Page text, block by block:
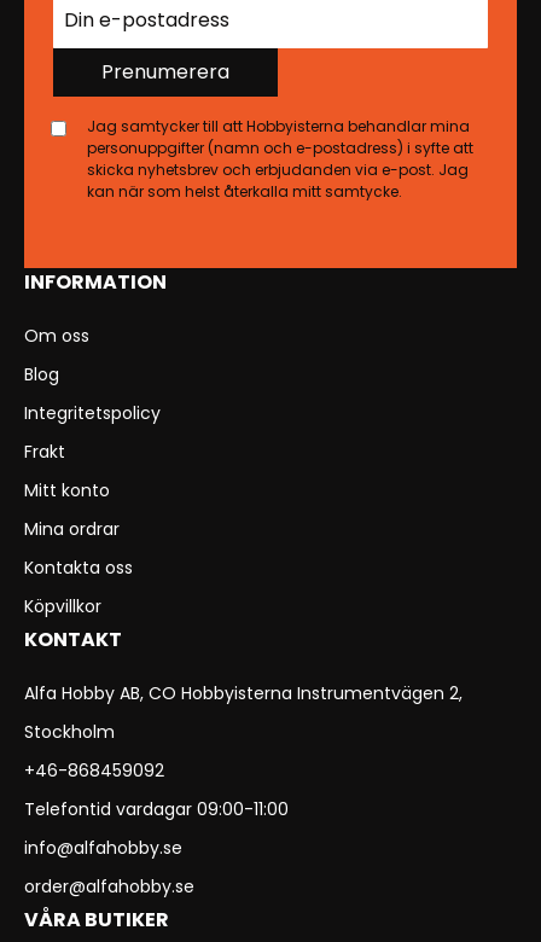
INFORMATION
Om oss
Blog
Integritetspolicy
Frakt
Mitt konto
Mina ordrar
Kontakta oss
Köpvillkor
KONTAKT
Alfa Hobby AB, CO Hobbyisterna Instrumentvägen 2,
Stockholm
+46-868459092
Telefontid vardagar 09:00-11:00
info@alfahobby.se
order@alfahobby.se
VÅRA BUTIKER
Prenumerera
Jag samtycker till att Hobbyisterna behandlar mina
personuppgifter (namn och e-postadress) i syfte att
skicka nyhetsbrev och erbjudanden via e-post. Jag
kan när som helst återkalla mitt samtycke.